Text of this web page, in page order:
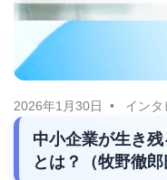
体
DX
ニ
ュ
助
金、
DX
役
立
つ
2026年1月30日 インタ
中小企業が生き
とは？（牧野徹郎